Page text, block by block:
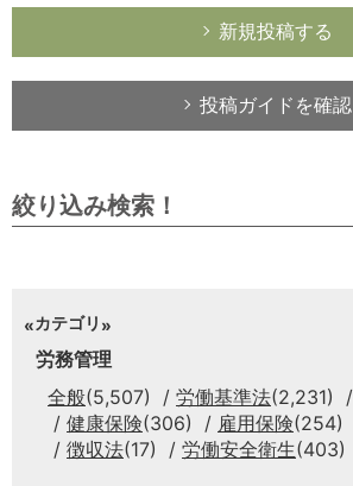
新規投稿する
投稿ガイドを確認
絞り込み検索！
カテゴリ
労務管理
全般(5,507) 労働基準法(2,231)
健康保険(306) 雇用保険(254)
徴収法(17) 労働安全衛生(403)